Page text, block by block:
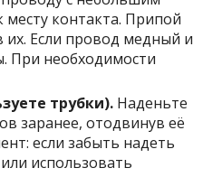
контакта. Припой
их. Если провод медный и
При необходимости
трубки). Наденьте
заранее, отодвинув её
если забыть надеть
использовать